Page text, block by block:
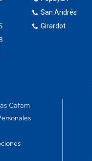
San Andrés
Girardot
Cafam